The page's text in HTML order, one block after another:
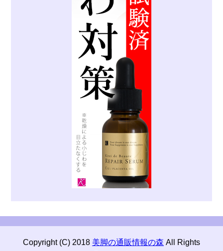
Copyright (C) 2018 美脚の通販情報の森 All Rights